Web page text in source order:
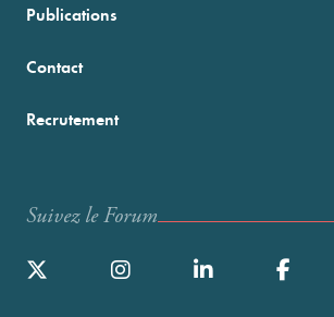
Publications
Contact
Recrutement
Suivez le Forum